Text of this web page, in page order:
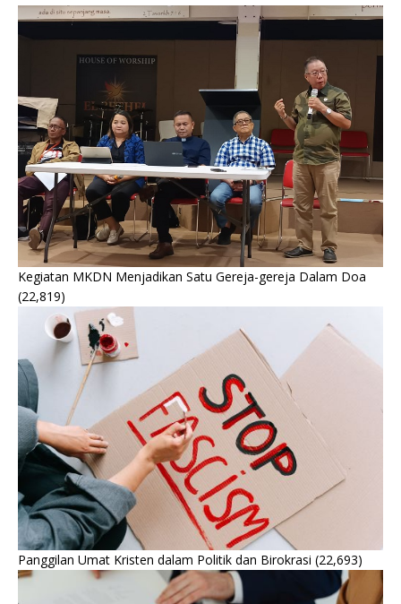
Kegiatan MKDN Menjadikan Satu Gereja-gereja Dalam Doa
(22,819)
Panggilan Umat Kristen dalam Politik dan Birokrasi (22,693)